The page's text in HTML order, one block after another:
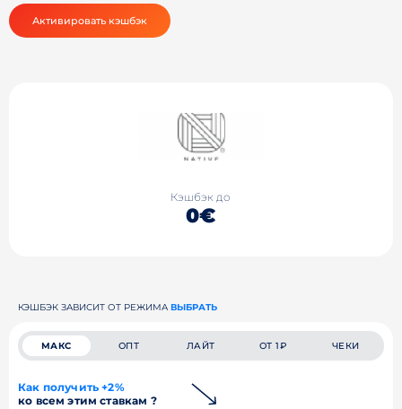
Активировать кэшбэк
Кэшбэк до
0€
КЭШБЭК ЗАВИСИТ ОТ РЕЖИМА ВЫБРАТЬ
МАКС ОПТ ЛАЙТ ОТ 1₽ ЧЕКИ
Как получить +2%
ко всем этим ставкам ?